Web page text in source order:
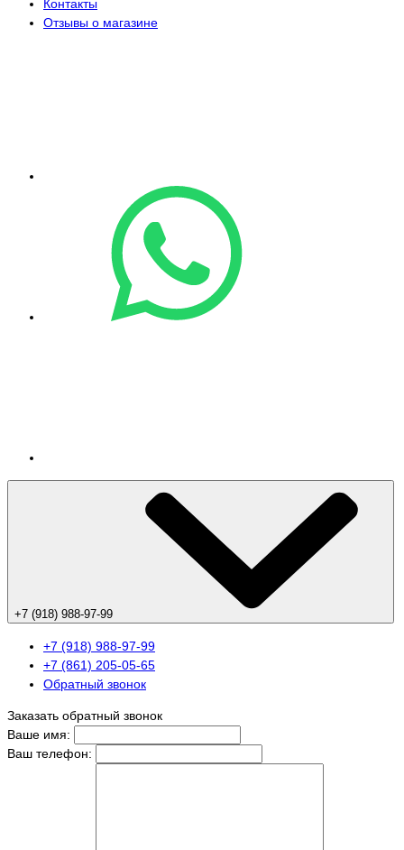
Контакты
Отзывы о магазине
+7 (918) 988-97-99
+7 (918) 988-97-99
+7 (861) 205-05-65
Обратный звонок
Заказать обратный звонок
Ваше имя:
Ваш телефон: